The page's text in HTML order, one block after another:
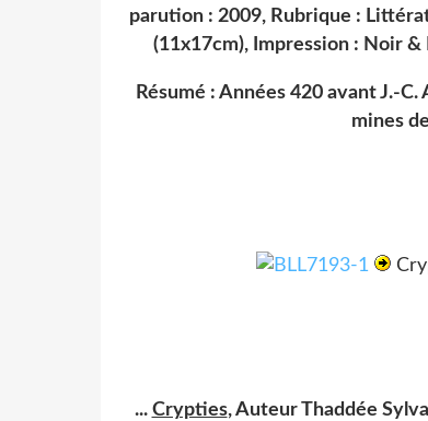
parution : 2009, Rubrique :
(11x17cm), Impression : Noir &
Résumé : Années 420 avant J.-
mines
... Crypties, Auteur Thaddée